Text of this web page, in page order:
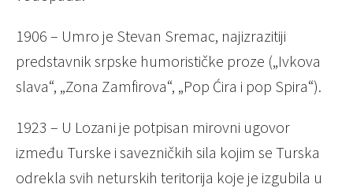
1906 – Umro je Stevan Sremac, najizrazitiji
predstavnik srpske humorističke proze („Ivkova
slava“, „Zona Zamfirova“, „Pop Ćira i pop Spira“).
1923 – U Lozani je potpisan mirovni ugovor
između Turske i savezničkih sila kojim se Turska
odrekla svih neturskih teritorija koje je izgubila u